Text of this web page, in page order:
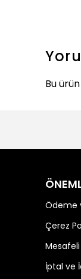
Bu
Ödeme
Çerez
Mesafeli
İptal ve